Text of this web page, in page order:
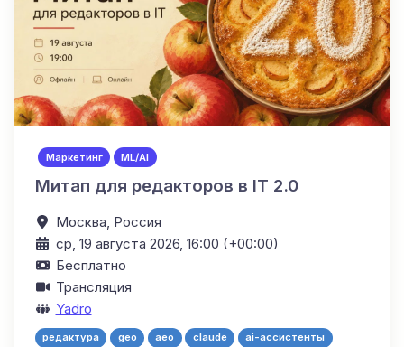
Маркетинг ML/AI
Митап для редакторов в IT 2.0
Москва, Россия
ср, 19 августа 2026, 16:00 (+00:00)
Бесплатно
Трансляция
Yadro
редактура geo aeo claude ai-ассистенты